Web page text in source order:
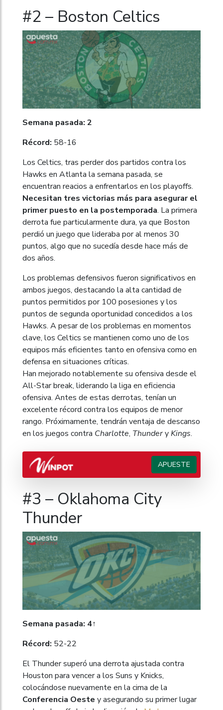
#2 – Boston Celtics
Semana pasada: 2
Récord: 58-16
Los Celtics, tras perder dos partidos contra los
Hawks en Atlanta la semana pasada, se
encuentran reacios a enfrentarlos en los playoffs.
Necesitan tres victorias más para asegurar el
primer puesto en la postemporada. La primera
derrota fue particularmente dura, ya que Boston
perdió un juego que lideraba por al menos 30
puntos, algo que no sucedía desde hace más de
dos años.
Los problemas defensivos fueron significativos en
ambos juegos, destacando la alta cantidad de
puntos permitidos por 100 posesiones y los
puntos de segunda oportunidad concedidos a los
Hawks. A pesar de los problemas en momentos
clave, los Celtics se mantienen como uno de los
equipos más eficientes tanto en ofensiva como en
defensa en situaciones críticas.
Han mejorado notablemente su ofensiva desde el
All-Star break, liderando la liga en eficiencia
ofensiva. Antes de estas derrotas, tenían un
excelente récord contra los equipos de menor
rango. Próximamente, tendrán ventaja de descanso
en los juegos contra Charlotte, ThunderyKings.
APUESTE
#3 – Oklahoma City
Thunder
Semana pasada: 4↑
Récord: 52-22
El Thunder superó una derrota ajustada contra
Houston para vencer a los Suns y Knicks,
colocándose nuevamente en la cima de la
Conferencia Oeste y asegurando su primer lugar